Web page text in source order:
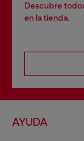
Descubre
en la tienda.
AYUDA